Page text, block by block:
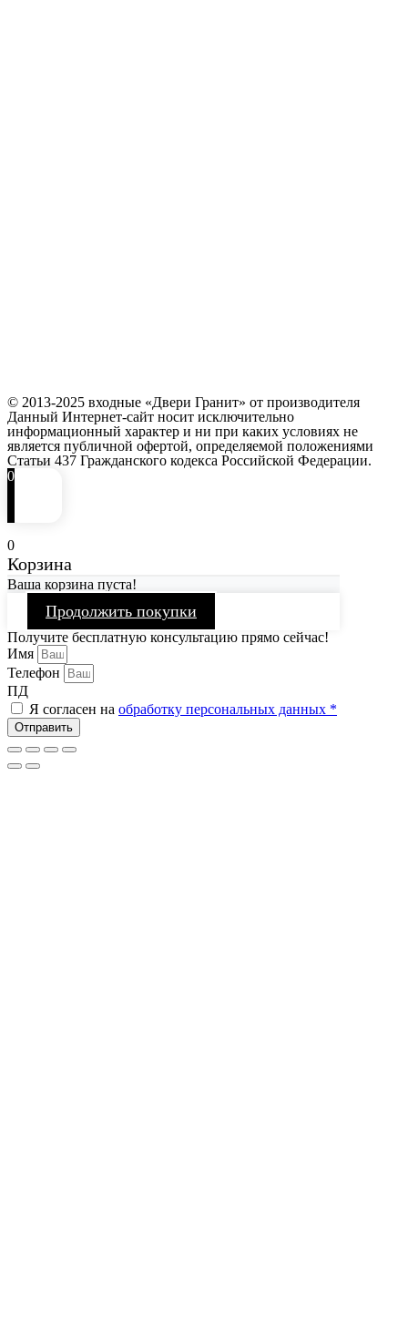
© 2013-2025 входные «Двери Гранит» от производителя
Данный Интернет-сайт носит исключительно
информационный характер и ни при каких условиях не
является публичной офертой, определяемой положениями
Статьи 437 Гражданского кодекса Российской Федерации.
0
0
Корзина
Ваша корзина пуста!
Продолжить покупки
Получите бесплатную консультацию прямо сейчас!
Имя
Телефон
ПД
Я согласен на обработку персональных данных *
Отправить